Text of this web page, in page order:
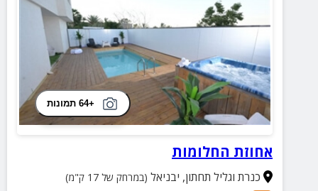
+64 תמונות
אחוזת החלומות
כנרת וגליל תחתון, יבניאל (במרחק של 17 ק"מ)